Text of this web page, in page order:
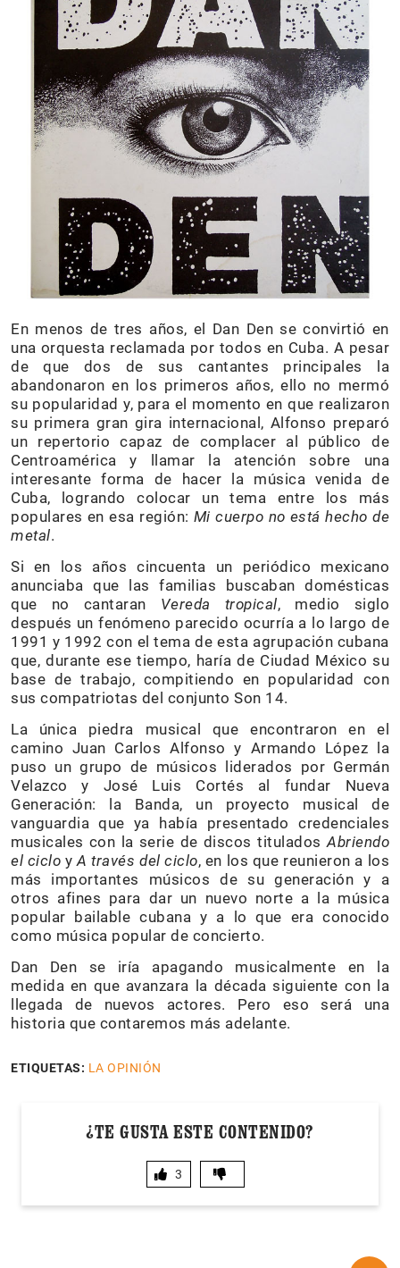
En menos de tres años, el Dan Den se convirtió en
una orquesta reclamada por todos en Cuba. A pesar
de que dos de sus cantantes principales la
abandonaron en los primeros años, ello no mermó
su popularidad y, para el momento en que realizaron
su primera gran gira internacional, Alfonso preparó
un repertorio capaz de complacer al público de
Centroamérica y llamar la atención sobre una
interesante forma de hacer la música venida de
Cuba, logrando colocar un tema entre los más
populares en esa región: Mi cuerpo no está hecho de
metal.
Si en los años cincuenta un periódico mexicano
anunciaba que las familias buscaban domésticas
que no cantaran Vereda tropical, medio siglo
después un fenómeno parecido ocurría a lo largo de
1991 y 1992 con el tema de esta agrupación cubana
que, durante ese tiempo, haría de Ciudad México su
base de trabajo, compitiendo en popularidad con
sus compatriotas del conjunto Son 14.
La única piedra musical que encontraron en el
camino Juan Carlos Alfonso y Armando López la
puso un grupo de músicos liderados por Germán
Velazco y José Luis Cortés al fundar Nueva
Generación: la Banda, un proyecto musical de
vanguardia que ya había presentado credenciales
musicales con la serie de discos tituladosAbriendo
el ciclo yA través del ciclo, en los que reunieron a los
más importantes músicos de su generación y a
otros afines para dar un nuevo norte a la música
popular bailable cubana y a lo que era conocido
como música popular de concierto.
Dan Den se iría apagando musicalmente en la
medida en que avanzara la década siguiente con la
llegada de nuevos actores. Pero eso será una
historia que contaremos más adelante.
ETIQUETAS: LA OPINIÓN
¿TE GUSTA ESTE CONTENIDO?
3